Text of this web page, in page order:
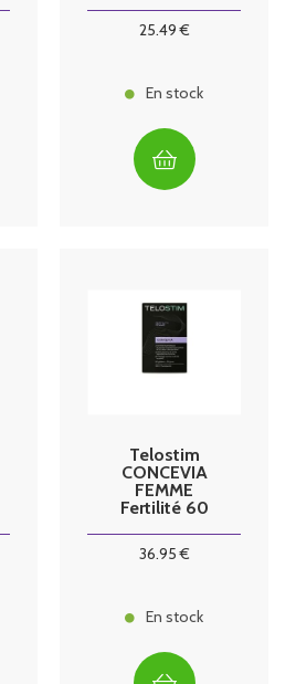
25.49€
En stock
Telostim
CONCEVIA
FEMME
Fertilité 60
36.95€
En stock